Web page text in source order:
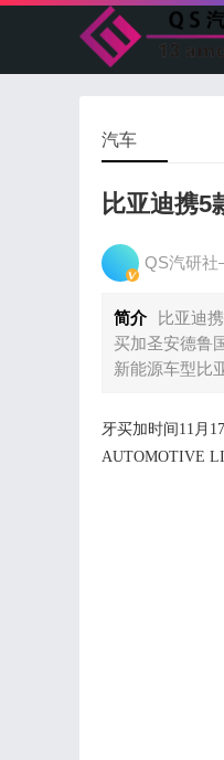
汽车
比亚迪携5
QS汽研
简介
比亚迪
买加圣安德鲁
新能源车型比
牙买加时间 11 月 17
AUTOMOTIVE